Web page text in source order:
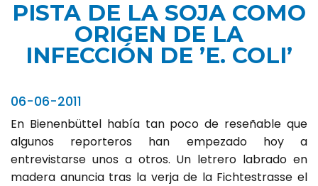
PISTA DE LA SOJA COMO
ORIGEN DE LA
INFECCIÓN DE ’E. COLI’
06-06-2011
En Bienenbüttel había tan poco de reseñable que
algunos reporteros han empezado hoy a
entrevistarse unos a otros. Un letrero labrado en
madera anuncia tras la verja de la Fichtestrasse el